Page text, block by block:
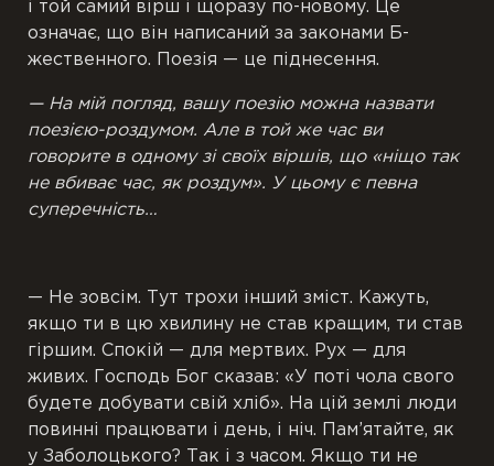
і той самий вірш і щоразу по-новому. Це
означає, що він написаний за законами Б-
жественного. Поезія — це піднесення.
— На мій погляд, вашу поезію можна назвати
поезією-роздумом. Але в той же час ви
говорите в одному зі своїх віршів, що «ніщо так
не вбиває час, як роздум». У цьому є певна
суперечність…
— Не зовсім. Тут трохи інший зміст. Кажуть,
якщо ти в цю хвилину не став кращим, ти став
гіршим. Спокій — для мертвих. Рух — для
живих. Господь Бог сказав: «У поті чола свого
будете добувати свій хліб». На цій землі люди
повинні працювати і день, і ніч. Пам’ятайте, як
у Заболоцького? Так і з часом. Якщо ти не